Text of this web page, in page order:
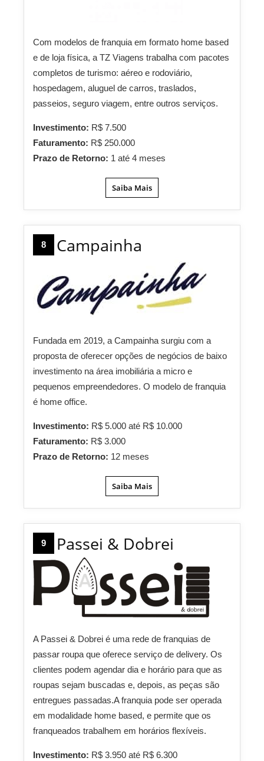
Com modelos de franquia em formato home based
e de loja física, a TZ Viagens trabalha com pacotes
completos de turismo: aéreo e rodoviário,
hospedagem, aluguel de carros, traslados,
passeios, seguro viagem, entre outros serviços.
Investimento: R$ 7.500
Faturamento: R$ 250.000
Prazo de Retorno: 1 até 4 meses
Saiba Mais
8 Campainha
Fundada em 2019, a Campainha surgiu com a
proposta de oferecer opções de negócios de baixo
investimento na área imobiliária a micro e
pequenos empreendedores. O modelo de franquia
é home office.
Investimento: R$ 5.000 até R$ 10.000
Faturamento: R$ 3.000
Prazo de Retorno: 12 meses
Saiba Mais
9 Passei & Dobrei
A Passei & Dobrei é uma rede de franquias de
passar roupa que oferece serviço de delivery. Os
clientes podem agendar dia e horário para que as
roupas sejam buscadas e, depois, as peças são
entregues passadas.A franquia pode ser operada
em modalidade home based, e permite que os
franqueados trabalhem em horários flexíveis.
Investimento: R$ 3.950 até R$ 6.300